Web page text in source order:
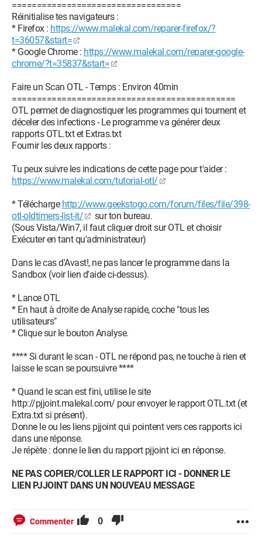
{1AA60054-57D9-4F99-9A55-D0FBFBE7ECD3}
Clé Supprimée : HKLM\SOFTWARE\Classes\CLSID\
{25A3A431-30BB-47C8-AD6A-E1063801134F}
Clé Supprimée : HKLM\SOFTWARE\Classes\CLSID\
{4AA46D49-459F-4358-B4D1-169048547C23}
Clé Supprimée : HKLM\SOFTWARE\Classes\CLSID\
Clé Supprimée : HKLM\SOFTWARE\Classes\CLSID\
{E7DF6BFF-55A5-4EB7-A673-4ED3E9456D39}
Clé Supprimée : HKLM\SOFTWARE\Classes\Interface\
{03E2A1F3-4402-4121-8B35-733216D61217}
Clé Supprimée : HKLM\SOFTWARE\Classes\Interface\
{9E3B11F6-4179-4603-A71B-A55F4BCB0BEC}
{9C049BA6-EA47-4AC3-AED6-A66D8DC9E1D8}
Clé Supprimée :
s\{25A3A431-30BB-47C8-AD6A-E1063801134F}
Clé Supprimée :
HKCU\Software\Microsoft\Windows\CurrentVersion\Ext\Sett
ings\{25A3A431-30BB-47C8-AD6A-E1063801134F}
Explorer\SearchScopes\{014DB5FA-EAFB-4592-A95B-
F44D3EE87FA9}
Explorer\SearchScopes\{77AA745B-F4F8-45DA-9B14-
61D2D95054C8}
Clé Supprimée : HKCU\Software\Microsoft\Internet
Explorer\SearchScopes\{95B7759C-8C7F-4BF1-B163-
Clé Supprimée : HKLM\SOFTWARE\Microsoft\Internet
Explorer\SearchScopes\{77AA745B-F4F8-45DA-9B14-
Valeur Supprimée : HKLM\SOFTWARE\Microsoft\Internet
Explorer\Toolbar [{25A3A431-30BB-47C8-AD6A-
E1063801134F}]
Clé Supprimée : HKCU\Software\Conduit
Clé Supprimée : HKCU\Software\IGearSettings
Clé Supprimée : HKCU\Software\InstallCore
Clé Supprimée : HKCU\Software\systweak
Clé Supprimée :
***** [ Navigateurs ] *****
==================================
Réinitialise tes navigateurs :
* Firefox : https://www.malekal.com/reparer-firefox/?
t=36057&start=
* Google Chrome : https://www.malekal.com/reparer-google-
chrome/?t=35837&start=
Faire un Scan OTL - Temps : Environ 40min
=============================================
OTL permet de diagnostiquer les programmes qui tournent et
déceler des infections - Le programme va générer deux
rapports OTL.txt et Extras.txt
Fournir les deux rapports :
Tu peux suivre les indications de cette page pour t'aider :
https://www.malekal.com/tutorial-otl/
* Télécharge http://www.geekstogo.com/forum/files/file/398-
otl-oldtimers-list-it/
sur ton bureau.
(Sous Vista/Win7, il faut cliquer droit sur OTL et choisir
Exécuter en tant qu'administrateur)
Dans le cas d'Avast!, ne pas lancer le programme dans la
Sandbox (voir lien d'aide ci-dessus).
* Lance OTL
* En haut à droite de Analyse rapide, coche "tous les
utilisateurs"
* Clique sur le bouton Analyse.
**** Si durant le scan - OTL ne répond pas, ne touche à rien et
laisse le scan se poursuivre ****
* Quand le scan est fini, utilise le site
http://pjjoint.malekal.com/ pour envoyer le rapport OTL.txt (et
Extra.txt si présent).
Donne le ou les liens pjjoint qui pointent vers ces rapports ici
dans une réponse.
Je répète : donne le lien du rapport pjjoint ici en réponse.
NE PAS COPIER/COLLER LE RAPPORT ICI - DONNER LE
LIEN PJJOINT DANS UN NOUVEAU MESSAGE
Commenter 0